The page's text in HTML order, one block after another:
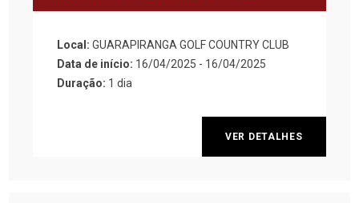
Local:GUARAPIRANGA GOLF COUNTRY CLUB
Data de início: 16/04/2025 - 16/04/2025
Duração: 1 dia
VER DETALHES